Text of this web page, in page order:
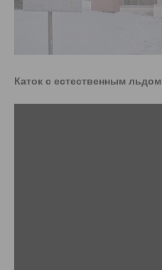
Каток с естественным льдом